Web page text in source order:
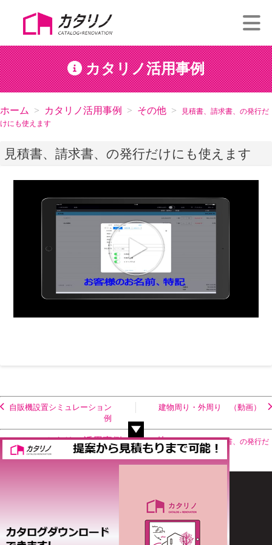
カタリノ活用事例
ホーム カタリノ活用事例 その他
見積書、請求書、の発行だ
けにも使えます
見積書、請求書、の発行だけにも使えます
建物周り・外周り （動画）
自販機設置シミュレーション
例
ホーム カタリノ活用事例 その他
見積書、請求書、の発行だ
けにも使えます